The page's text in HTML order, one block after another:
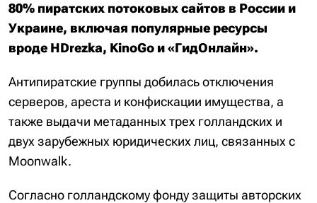
80% пиратских потоковых сайтов в России и
Украине, включая популярные ресурсы
вроде HDrezka, KinoGo и «ГидОнлайн».
Антипиратские группы добилась отключения
серверов, ареста и конфискации имущества, а
также выдачи метаданных трех голландских и
двух зарубежных юридических лиц, связанных с
Moonwalk.
Согласно голландскому фонду защиты авторских